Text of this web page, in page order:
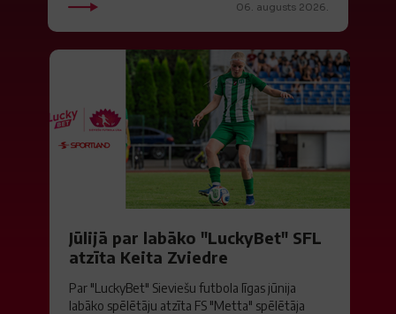
06. augusts 2026.
Jūlijā par labāko "LuckyBet" SFL
atzīta Keita Zviedre
Par "LuckyBet" Sieviešu futbola līgas jūnija
labāko spēlētāju atzīta FS "Metta" spēlētāja